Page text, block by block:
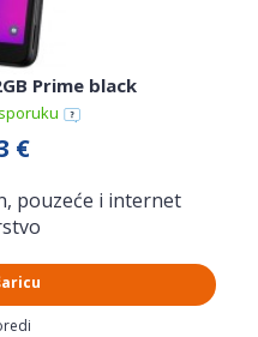
Prime black
€
pouzeće i internet